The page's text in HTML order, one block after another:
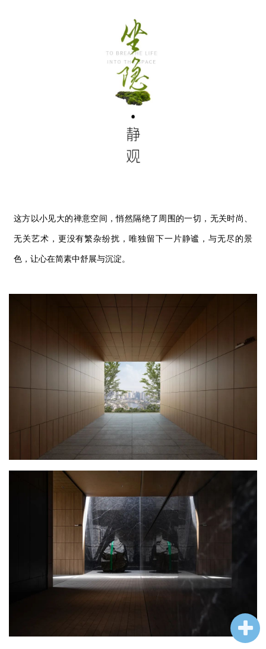
这方以小见大的禅意空间，悄然隔绝了周围的一切，无关时尚、
无关艺术，更没有繁杂纷扰，唯独留下一片静谧，与无尽的景
色，让心在简素中舒展与沉淀。